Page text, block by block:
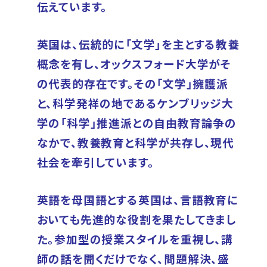
伝えています。
英国は、伝統的に「文学」を主とする教養
概念を有し、オックスフォード大学がそ
の代表的存在です。その「文学」擁護派
と、科学発祥の地であるケンブリッジ大
学の「科学」推進派との自由教育論争の
なかで、教養教育と科学が共存し、現代
社会を牽引しています。
英語を母国語とする英国は、言語教育に
おいても先進的な役割を果たしてきまし
た。参加型の授業スタイルを重視し、講
師の話を聞くだけでなく、問題解決、盛